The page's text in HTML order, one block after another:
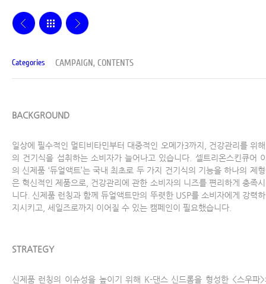
Categories CAMPAIGN, CONTENTS
BACKGROUND
일상에 필수적인 멀티비타민부터 대중적인 오메가3까지, 건강관리를 위
의 건기식을 섭취하는 소비자가 늘어나고 있습니다. 셀트리온스킨큐어
의 신제품 ‘듀얼액트’는 국내 최초로 두 가지 건기식의 기능을 하나의 제
은 혁신적인 제품으로, 건강관리에 관한 소비자의 니즈를 편리하게 충족
니다. 신제품 런칭과 함께 듀얼액트만의 뚜렷한 USP를 소비자에게 강력
지시키고, 세일즈로까지 이어질 수 있는 캠페인이 필요했습니다.
STRATEGY
신제품 런칭의 이슈성을 높이기 위해 K-댄스 신드롬을 형성한 <스우파